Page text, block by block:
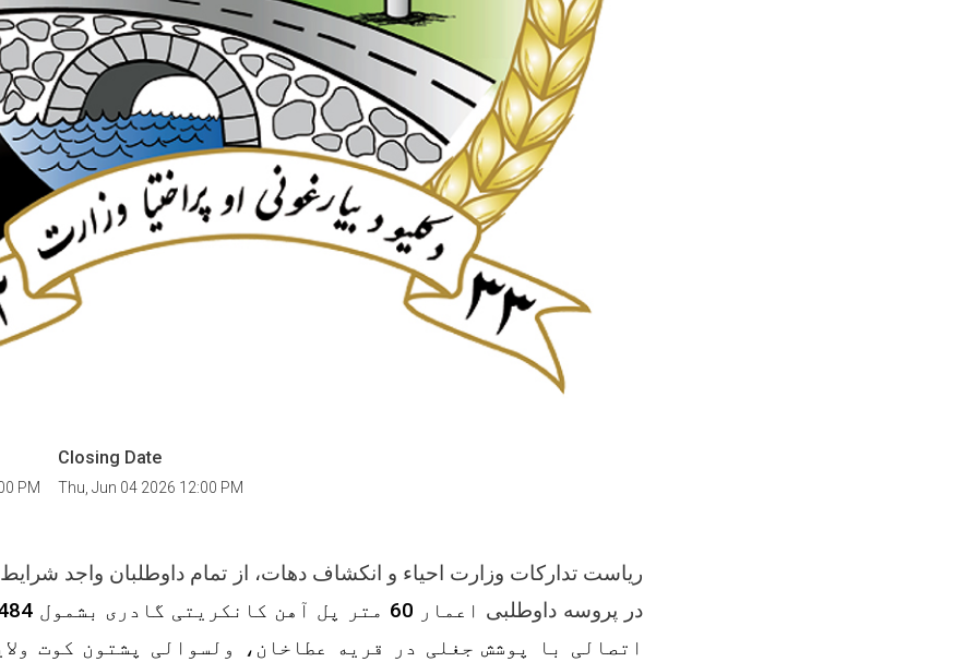
PM
Closing Date
Thu, Jun 04 2026 12:00 PM
ریاست تدارکات وزارت احیاء و انکشاف دهات، از تمام داوطلبان واجد
در پروسه داوطلبی
اتصالی با پوشش جغلی در قریه عطاخان، ولسوالی پشتون کوت